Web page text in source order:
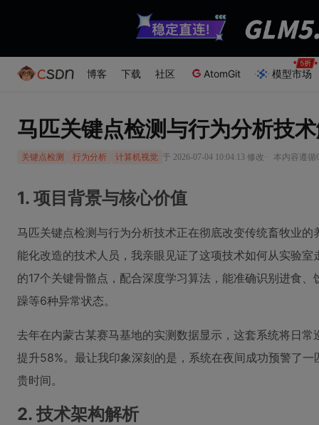
博客 下载 社区 AtomGit 模型市场
马匹关键点检测与行为分析技
关键点检测 行为分析 计算机视觉 于 2026-07-04 10:04:13 修改 · 本内容遵循
1. 项目背景与核心价值
马匹关键点检测与行为分析技术正在彻底改变传统畜牧业
能化改造的技术人员，我亲眼见证了这项技术如何从实验
的17个关键骨骼点，配合深度学习算法，能准确识别进食
躁等6种异常状态。
去年在内蒙古某赛马基地的实测数据显示，这套系统将日
提升58%。最让我印象深刻的是，系统在夜间成功预警了
贵时间。
2. 技术架构解析